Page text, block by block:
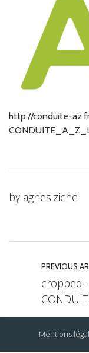
http://conduite-
by agnes.ziche
PREVIOUS
cropped-
Mentions